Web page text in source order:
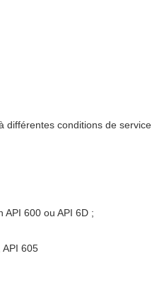
différentes conditions de service
API 600 ou API 6D ;
API 605